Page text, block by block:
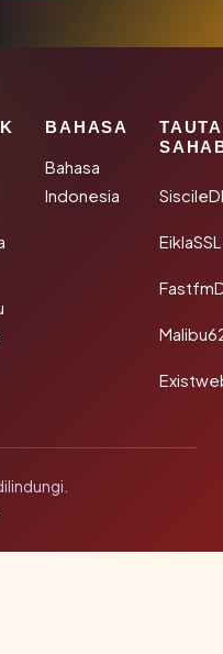
BAHASA
Bahasa
Indonesia
EiklaSSL